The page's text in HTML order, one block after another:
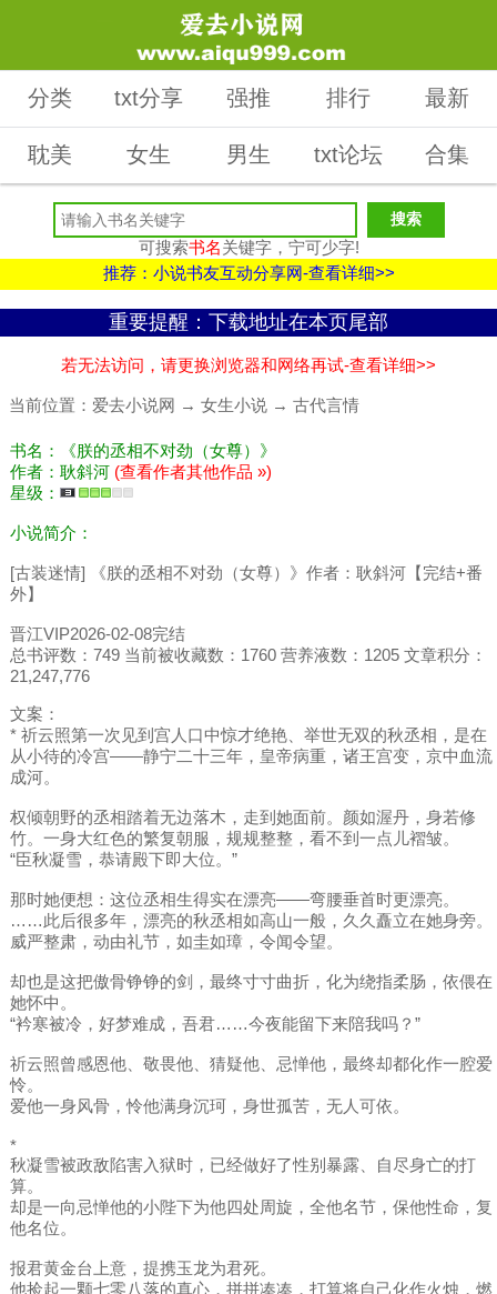
分类 txt分享 强推 排行 最新
耽美 女生 男生 txt论坛 合集
可搜索书名关键字，宁可少字!
推荐：小说书友互动分享网-查看详细>>
重要提醒：下载地址在本页尾部
若无法访问，请更换浏览器和网络再试-查看详细>>
当前位置： 爱去小说网 → 女生小说 → 古代言情
书名：《朕的丞相不对劲（女尊）》
作者：耿斜河 (查看作者其他作品 »)
星级：
小说简介：
[古装迷情] 《朕的丞相不对劲（女尊）》作者：耿斜河【完结+番
外】
晋江VIP2026-02-08完结
总书评数：749 当前被收藏数：1760 营养液数：1205 文章积分：
21,247,776
文案：
* 祈云照第一次见到宫人口中惊才绝艳、举世无双的秋丞相，是在
从小待的冷宫——静宁二十三年，皇帝病重，诸王宫变，京中血流
成河。
权倾朝野的丞相踏着无边落木，走到她面前。颜如渥丹，身若修
竹。一身大红色的繁复朝服，规规整整，看不到一点儿褶皱。
“臣秋凝雪，恭请殿下即大位。”
那时她便想：这位丞相生得实在漂亮——弯腰垂首时更漂亮。
……此后很多年，漂亮的秋丞相如高山一般，久久矗立在她身旁。
威严整肃，动由礼节，如圭如璋，令闻令望。
却也是这把傲骨铮铮的剑，最终寸寸曲折，化为绕指柔肠，依偎在
她怀中。
“衿寒被冷，好梦难成，吾君……今夜能留下来陪我吗？”
祈云照曾感恩他、敬畏他、猜疑他、忌惮他，最终却都化作一腔爱
怜。
爱他一身风骨，怜他满身沉珂，身世孤苦，无人可依。
*
秋凝雪被政敌陷害入狱时，已经做好了性别暴露、自尽身亡的打
算。
却是一向忌惮他的小陛下为他四处周旋，全他名节，保他性命，复
他名位。
报君黄金台上意，提携玉龙为君死。
他捡起一颗七零八落的真心，拼拼凑凑，打算将自己化作火烛，燃